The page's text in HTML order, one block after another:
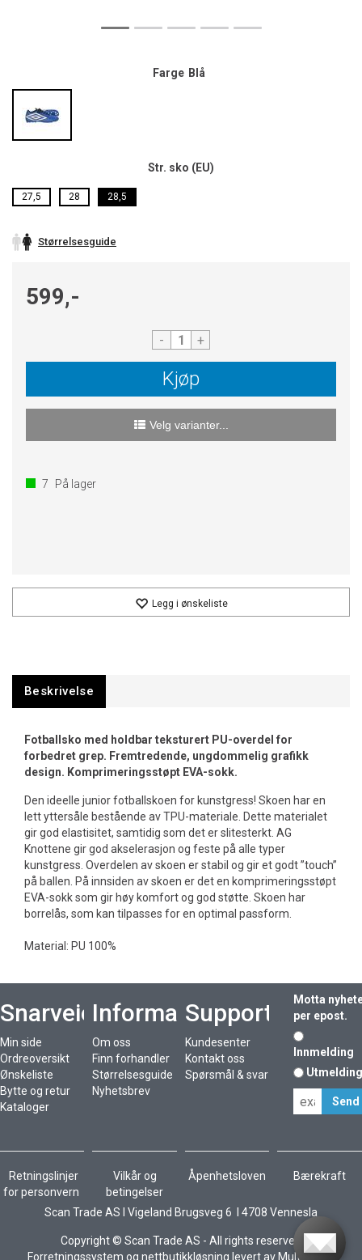
Farge Blå
Str. sko (EU)
27,5 28 28,5
Størrelsesguide
599,-
- +
Kjøp
Velg varianter...
7 På lager
Legg i ønskeliste
Beskrivelse
Fotballsko med holdbar teksturert PU-overdel for
forbedret grep. Fremtredende, ungdommelig grafikk
design. Komprimeringsstøpt EVA-sokk.
Den ideelle junior fotballskoen for kunstgress! Skoen har en
lett yttersåle bestående av TPU-materiale. Dette materialet
gir god elastisitet, samtidig som det er slitesterkt. AG
Knottene gir god akselerasjon og feste på alle typer
kunstgress. Overdelen av skoen er stabil og gir et godt ”touch”
på ballen. På innsiden av skoen er det en komprimeringsstøpt
EVA-sokk som gir høy komfort og god støtte. Skoen har
borrelås, som kan tilpasses for en optimal passform.
Material: PU 100%
Snarveier
Min side
Ordreoversikt
Ønskeliste
Bytte og retur
Kataloger
Informasjon
Om oss
Finn forhandler
Størrelsesguide
Nyhetsbrev
Support
Kundesenter
Kontakt oss
Spørsmål & svar
Motta
per epost.
Innmelding
Retningslinjer
for personvern
Vilkår og
betingelser
Åpenhetsloven Bærekraft
Scan Trade AS I Vigeland Brugsveg 6 I 4708 Vennesla
Copyright © Scan Trade AS - All rights reserved
Forretningssystem og nettbutikkløsning levert av Multicase™